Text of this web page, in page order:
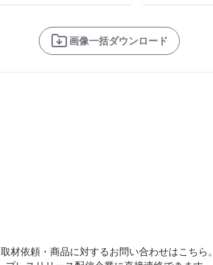
画像一括ダウンロード
取材依頼・商品に対するお問い合わせはこちら。